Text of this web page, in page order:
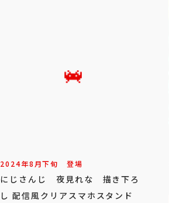
2024年8月下旬 登場
にじさんじ 夜見れな 描き下ろ
し 配信風クリアスマホスタンド